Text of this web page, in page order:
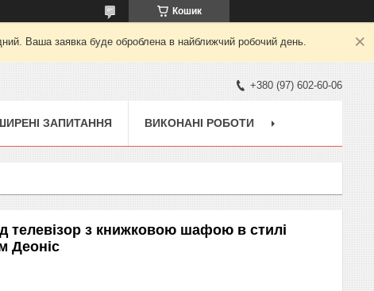
Кошик
Ваша заявка буде оброблена в найближчий робочий день.
+380 (97) 602-60-06
ЗАПИТАННЯ ВИКОНАНІ РОБОТИ
телевізор з книжковою шафою в стилі
Деоніс